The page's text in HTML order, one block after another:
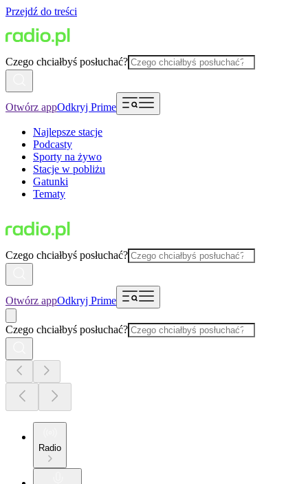
Przejdź do treści
Czego chciałbyś posłuchać?
Otwórz appOdkryj Prime
Najlepsze stacje
Podcasty
Sporty na żywo
Stacje w pobliżu
Gatunki
Tematy
Czego chciałbyś posłuchać?
Otwórz appOdkryj Prime
Czego chciałbyś posłuchać?
Radio